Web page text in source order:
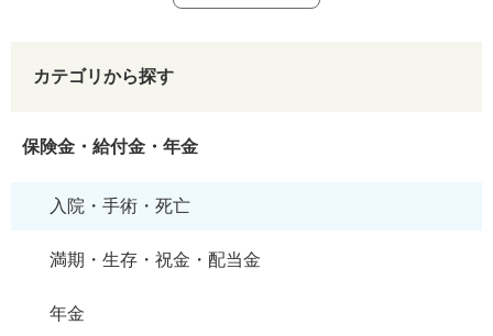
カテゴリから探す
保険金・給付金・年金
入院・手術・死亡
満期・生存・祝金・配当金
年金